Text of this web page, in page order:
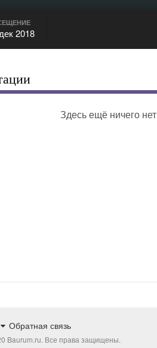
2018
Здесь ещё ничего нет
Обратная связь
Baurum.ru. Все права защищены.